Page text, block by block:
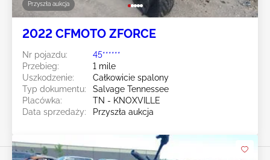
Przyszła aukcja
2022 CFMOTO ZFORCE
Nr pojazdu:
45******
Przebieg:
1 mile
Uszkodzenie:
Całkowicie spalony
Typ dokumentu:
Salvage Tennessee
Placówka:
TN - KNOXVILLE
Data sprzedaży:
Przyszła aukcja